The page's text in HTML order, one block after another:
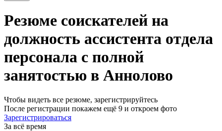
Резюме соискателей на
должность ассистента отдела
персонала с полной
занятостью в Аннолово
Чтобы видеть все резюме, зарегистрируйтесь
После регистрации покажем ещё 9 и откроем фото
Зарегистрироваться
За всё время